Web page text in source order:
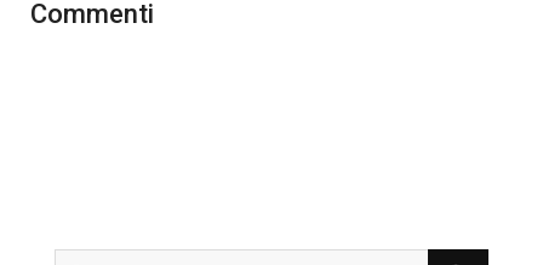
Commenti